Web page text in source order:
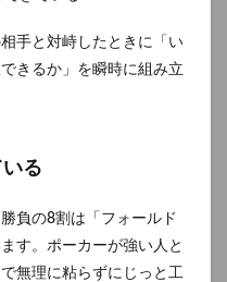
手と対峙したときに「い
きるか」を瞬時に組み立
る
負の8割は「フォールド
す。ポーカーが強い人と
無理に粘らずにじっと工